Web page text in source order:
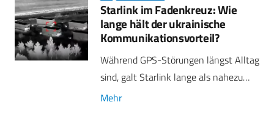
Starlink im Fadenkreuz: Wie
lange hält der ukrainische
Kommunikationsvorteil?
Während GPS-Störungen längst Alltag
sind, galt Starlink lange als nahezu…
Mehr